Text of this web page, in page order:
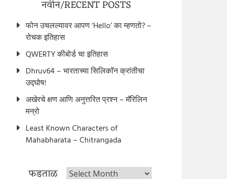
नवीन/RECENT POSTS
फोन उचलल्यावर आपण ‘Hello’ का म्हणतो? –
रोचक इतिहास
QWERTY कीबोर्ड चा इतिहास
Dhruv64 – भारताच्या सिलिकॉन क्रांतीचा
उद्घोष!
अखेरचे क्षण आणि अनुत्तरित प्रश्न – मॅरिलिन
मन्रो
Least Known Characters of
Mahabharata – Chitrangada
फडताळ फडताळ